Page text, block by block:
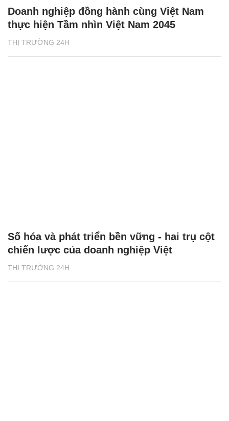
THỊ TRƯỜNG 24H
Doanh nghiệp đồng hành cùng Việt Nam
thực hiện Tầm nhìn Việt Nam 2045
THỊ TRƯỜNG 24H
Số hóa và phát triển bền vững - hai trụ cột
chiến lược của doanh nghiệp Việt